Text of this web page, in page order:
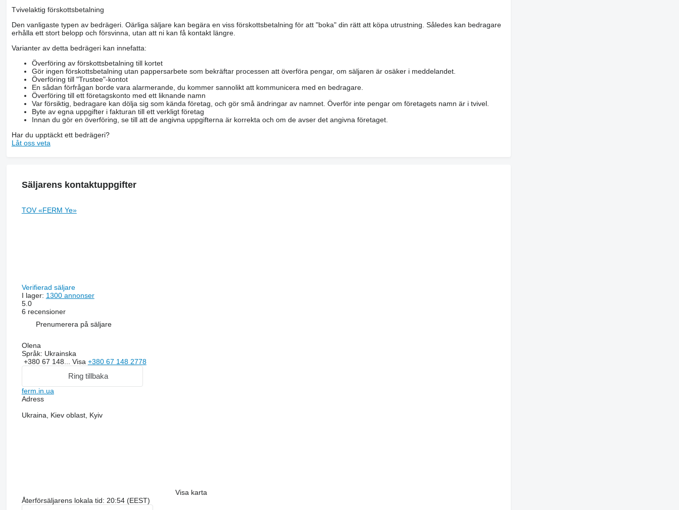
Tvivelaktig förskottsbetalning
Den vanligaste typen av bedrägeri. Oärliga säljare kan begära en viss förskottsbetalning för att "boka" din rätt att köpa utrustning. Således kan bedragare
erhålla ett stort belopp och försvinna, utan att ni kan få kontakt längre.
Varianter av detta bedrägeri kan innefatta:
Överföring av förskottsbetalning till kortet
Gör ingen förskottsbetalning utan pappersarbete som bekräftar processen att överföra pengar, om säljaren är osäker i meddelandet.
Överföring till "Trustee"-kontot
En sådan förfrågan borde vara alarmerande, du kommer sannolikt att kommunicera med en bedragare.
Överföring till ett företagskonto med ett liknande namn
Var försiktig, bedragare kan dölja sig som kända företag, och gör små ändringar av namnet. Överför inte pengar om företagets namn är i tvivel.
Byte av egna uppgifter i fakturan till ett verkligt företag
Innan du gör en överföring, se till att de angivna uppgifterna är korrekta och om de avser det angivna företaget.
Har du upptäckt ett bedrägeri?
Låt oss veta
Säljarens kontaktuppgifter
TOV «FERM Ye»
Verifierad säljare
I lager: 1300 annonser
5.0
6 recensioner
Prenumerera på säljare
Olena
Språk: Ukrainska
+380 67 148... Visa +380 67 148 2778
Ring tillbaka
ferm.in.ua
Adress
Ukraina, Kiev oblast, Kyiv
Visa karta
Återförsäljarens lokala tid: 20:54 (EEST)